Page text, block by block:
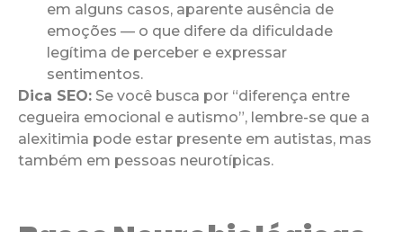
em alguns casos, aparente ausência de
emoções — o que difere da dificuldade
legítima de perceber e expressar
sentimentos.
Dica SEO: Se você busca por “diferença entre
cegueira emocional e autismo”, lembre-se que a
alexitimia pode estar presente em autistas, mas
também em pessoas neurotípicas.